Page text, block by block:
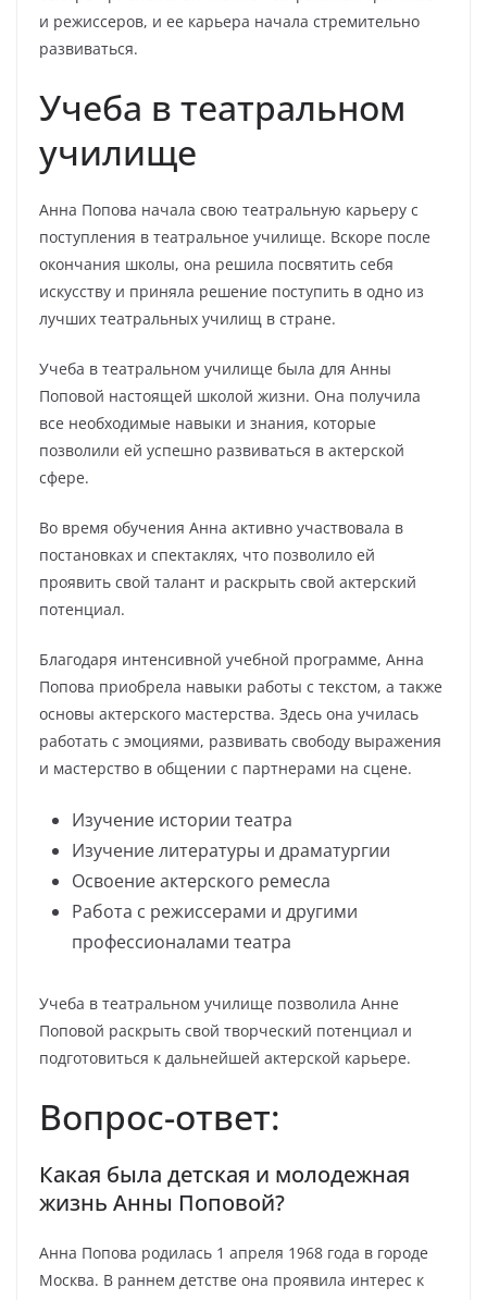
и режиссеров, и ее карьера начала стремительно
развиваться.
Учеба в театральном
училище
Анна Попова начала свою театральную карьеру с
поступления в театральное училище. Вскоре после
окончания школы, она решила посвятить себя
искусству и приняла решение поступить в одно из
лучших театральных училищ в стране.
Учеба в театральном училище была для Анны
Поповой настоящей школой жизни. Она получила
все необходимые навыки и знания, которые
позволили ей успешно развиваться в актерской
сфере.
Во время обучения Анна активно участвовала в
постановках и спектаклях, что позволило ей
проявить свой талант и раскрыть свой актерский
потенциал.
Благодаря интенсивной учебной программе, Анна
Попова приобрела навыки работы с текстом, а также
основы актерского мастерства. Здесь она училась
работать с эмоциями, развивать свободу выражения
и мастерство в общении с партнерами на сцене.
Изучение истории театра
Изучение литературы и драматургии
Освоение актерского ремесла
Работа с режиссерами и другими
профессионалами театра
Учеба в театральном училище позволила Анне
Поповой раскрыть свой творческий потенциал и
подготовиться к дальнейшей актерской карьере.
Вопрос-ответ:
Какая была детская и молодежная
жизнь Анны Поповой?
Анна Попова родилась 1 апреля 1968 года в городе
Москва. В раннем детстве она проявила интерес к